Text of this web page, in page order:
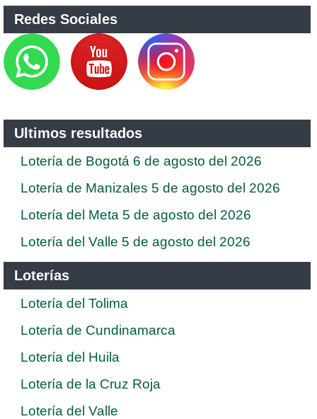
Redes Sociales
Ultimos resultados
Lotería de Bogotá 6 de agosto del 2026
Lotería de Manizales 5 de agosto del 2026
Lotería del Meta 5 de agosto del 2026
Lotería del Valle 5 de agosto del 2026
Loterías
Lotería del Tolima
Lotería de Cundinamarca
Lotería del Huila
Lotería de la Cruz Roja
Lotería del Valle